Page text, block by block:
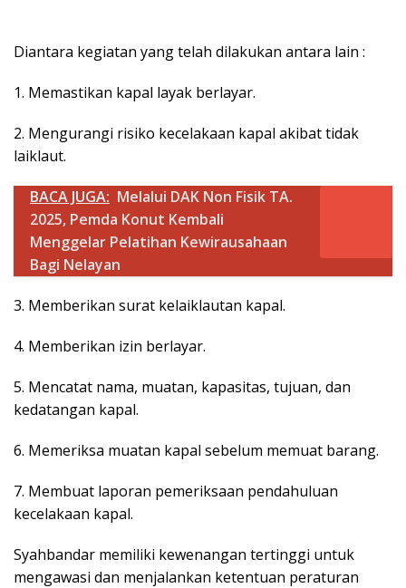
Diantara kegiatan yang telah dilakukan antara lain :
1. Memastikan kapal layak berlayar.
2. Mengurangi risiko kecelakaan kapal akibat tidak
laiklaut.
BACA JUGA: Melalui DAK Non Fisik TA.
2025, Pemda Konut Kembali
Menggelar Pelatihan Kewirausahaan
Bagi Nelayan
3. Memberikan surat kelaiklautan kapal.
4. Memberikan izin berlayar.
5. Mencatat nama, muatan, kapasitas, tujuan, dan
kedatangan kapal.
6. Memeriksa muatan kapal sebelum memuat barang.
7. Membuat laporan pemeriksaan pendahuluan
kecelakaan kapal.
Syahbandar memiliki kewenangan tertinggi untuk
mengawasi dan menjalankan ketentuan peraturan